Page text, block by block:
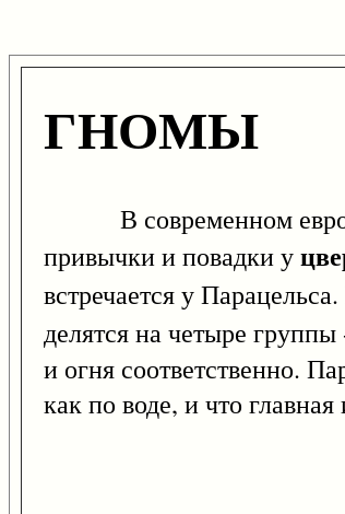
ГНОМЫ
В современном
привычки и повадки у
встречается у
делятся на четыре
и огня соответственно.
как по воде, и что